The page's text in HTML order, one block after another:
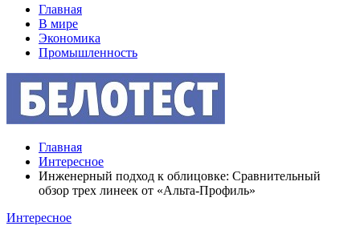
Главная
В мире
Экономика
Промышленность
Главная
Интересное
Инженерный подход к облицовке: Сравнительный
обзор трех линеек от «Альта-Профиль»
Интересное